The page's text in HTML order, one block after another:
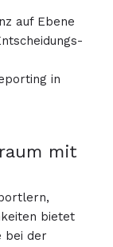
auf Ebene
in
mit
bietet
bei der